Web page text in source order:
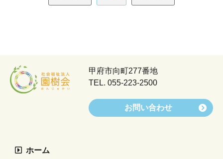
甲府市向町277番地
TEL. 055-223-2500
お問い合わせ
ホーム